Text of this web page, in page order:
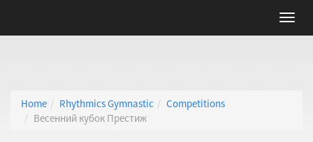
Home Rhythmics Gymnastic
Competitions
Весенний кубок Престиж